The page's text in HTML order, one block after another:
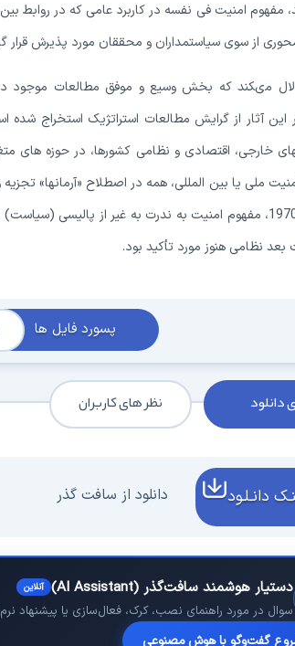
مفهوم امنیت فى نفسه در کاربرد عامى که در روابط
از سوى سیاستمداران و محققان مورد پذیرش قرار
مى‏کند که بخش وسیع و موفق مطالعات
این آثار از گرایش مطالعات استراتژیک استخراج
خارجى، اقتصادى و نظامى کشورها، در حوزه‏ هاى
ملى یا بین المللى، همه در اصطلاح «آرمان‏ها»
نظامى هنوز مورد تأکید بود.
پسورد فایل ها
دانلود نظر های کاربران
دانـلـود دانلود از سافت گذر
دستیار هوشمند سافت‌گذر (AI Assistant) آنلاین
سوال در مورد راهنمای نصب، کرک، فعال‌سازی یا پیشنهاد
گفت‌وگو با هوش مصنوعی